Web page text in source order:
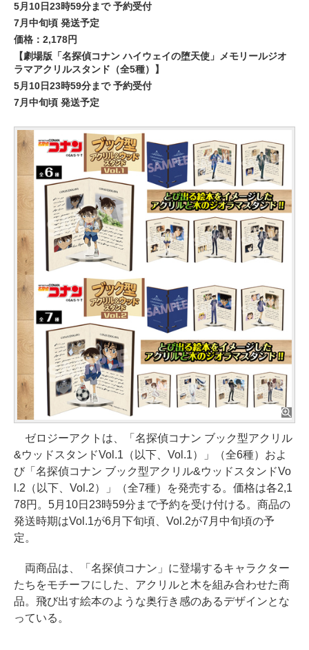
5月10日23時59分まで 予約受付
7月中旬頃 発送予定
価格：2,178円
【劇場版「名探偵コナン ハイウェイの堕天使」メモリールジオ
ラマアクリルスタンド（全5種）】
5月10日23時59分まで 予約受付
7月中旬頃 発送予定
ゼロジーアクトは、「名探偵コナン ブック型アクリル
&ウッドスタンドVol.1（以下、Vol.1）」（全6種）およ
び「名探偵コナン ブック型アクリル&ウッドスタンドVo
l.2（以下、Vol.2）」（全7種）を発売する。価格は各2,1
78円。5月10日23時59分まで予約を受け付ける。商品の
発送時期はVol.1が6月下旬頃、Vol.2が7月中旬頃の予
定。
両商品は、「名探偵コナン」に登場するキャラクター
たちをモチーフにした、アクリルと木を組み合わせた商
品。飛び出す絵本のような奥行き感のあるデザインとな
っている。